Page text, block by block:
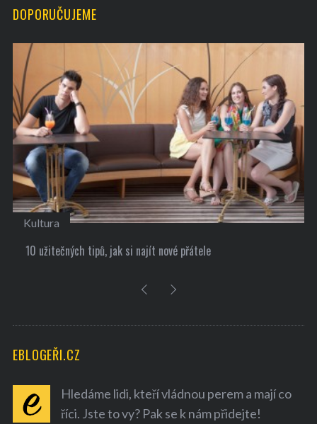
DOPORUČUJEME
Kultura
10 užitečných tipů, jak si najít nové přátele
EBLOGEŘI.CZ
Hledáme lidi, kteří vládnou perem a mají co
říci. Jste to vy? Pak se k nám přidejte!